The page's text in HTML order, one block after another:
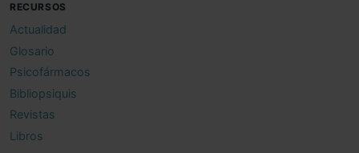
RECURSOS
Actualidad
Glosario
Psicofármacos
Bibliopsiquis
Revistas
Libros